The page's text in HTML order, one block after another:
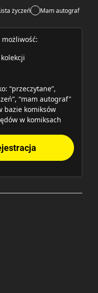
życzeń Mam autograf
“przeczytane”,
“mam autograf"
bazie komiksów
w komiksach